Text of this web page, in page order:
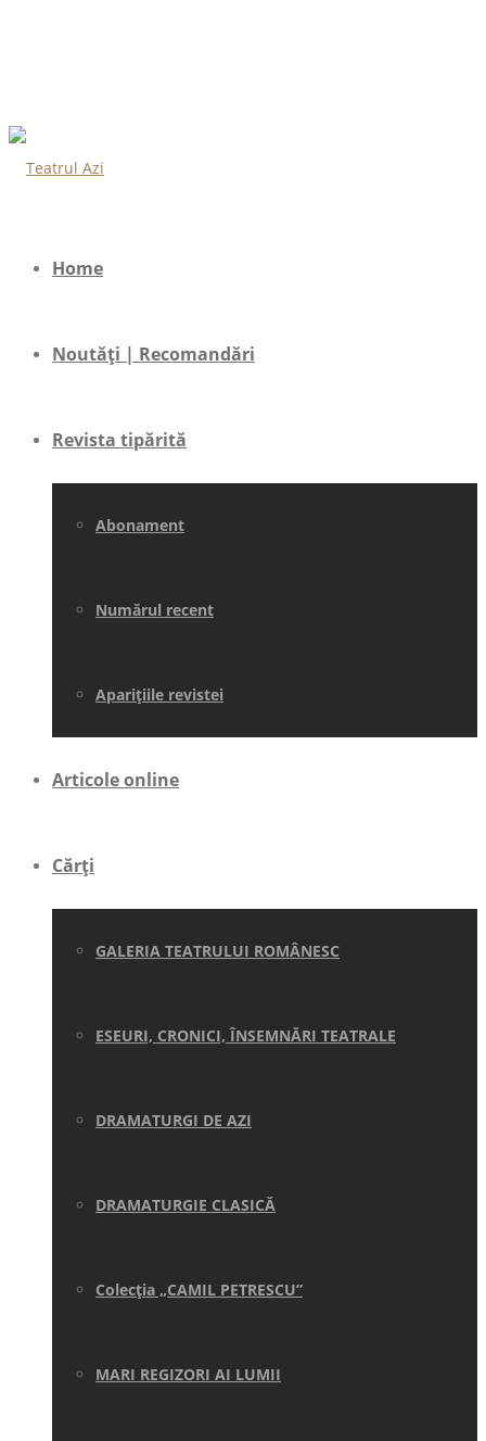
Home
Noutăți | Recomandări
Revista tipărită
Abonament
Numărul recent
Aparițiile revistei
Articole online
Cărți
GALERIA TEATRULUI ROMÂNESC
ESEURI, CRONICI, ÎNSEMNĂRI TEATRALE
DRAMATURGI DE AZI
DRAMATURGIE CLASICĂ
Colecţia „CAMIL PETRESCU”
MARI REGIZORI AI LUMII